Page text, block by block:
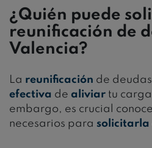
¿Quién puede
reunificación de
Valencia?
La reunificación de
efectiva de aliviar tu carga
embargo, es crucial
necesarios para solicitarla